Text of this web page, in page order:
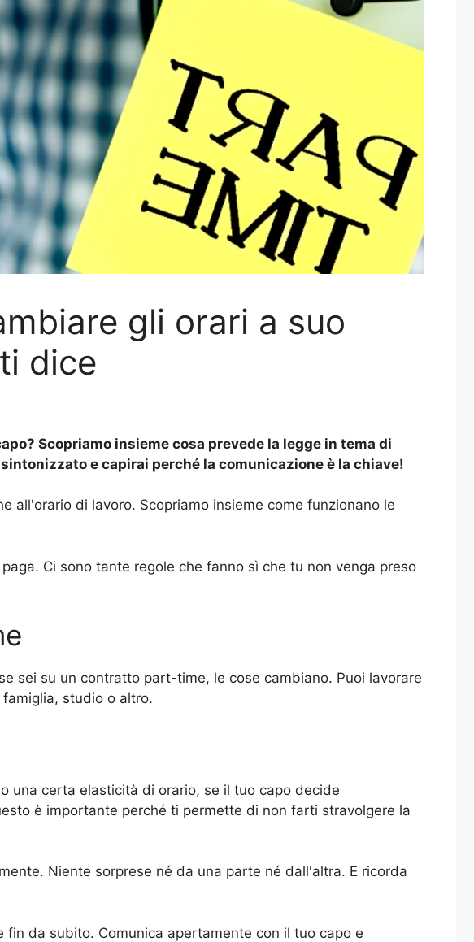
gli orari a suo
dice
Scopriamo insieme cosa prevede la legge in tema di
e capirai perché la comunicazione è la chiave!
all'orario di lavoro. Scopriamo insieme come funzionano le
Ci sono tante regole che fanno sì che tu non venga preso
sei su un contratto part-time, le cose cambiano. Puoi lavorare
studio o altro.
una certa elasticità di orario, se il tuo capo decide
è importante perché ti permette di non farti stravolgere la
Niente sorprese né da una parte né dall'altra. E ricorda
da subito. Comunica apertamente con il tuo capo e